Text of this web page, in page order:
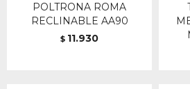
POLTRONA ROMA
RECLINABLE AA90
$ 11.930